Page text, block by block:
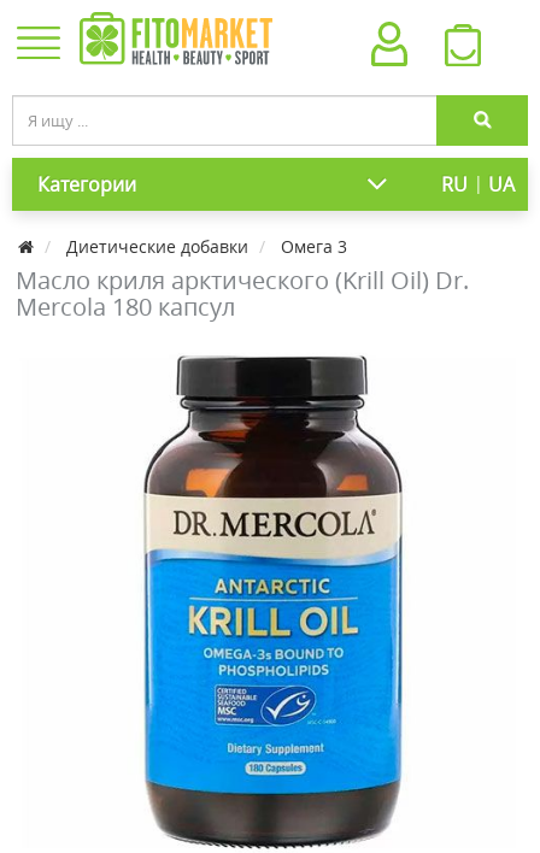
Категории RU | UA
Диетические добавки Омега 3
Масло криля арктического (Krill Oil) Dr.
Mercola 180 капсул